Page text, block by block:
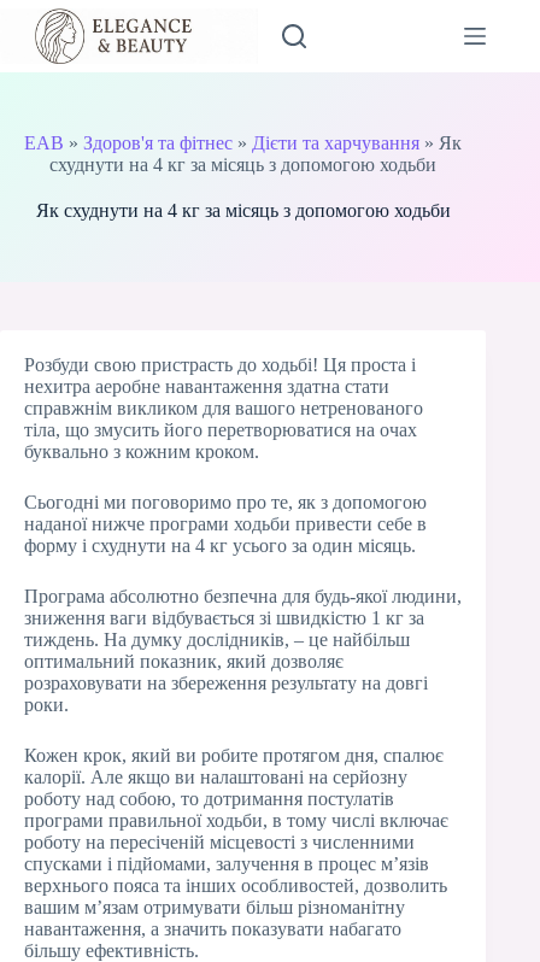
Перейти
вмісту
EAB »Здоров'я та фітнес » Дієти та харчування » Як
схуднути на 4 кг за місяць з допомогою ходьби
Як схуднути на 4 кг за місяць з допомогою ходьби
Розбуди свою пристрасть до ходьбі! Ця проста і
нехитра аеробне навантаження здатна стати
справжнім викликом для вашого нетренованого
тіла, що змусить його перетворюватися на очах
буквально з кожним кроком.
Сьогодні ми поговоримо про те, як з допомогою
наданої нижче програми ходьби привести себе в
форму і схуднути на 4 кг усього за один місяць.
Програма абсолютно безпечна для будь-якої людини,
зниження ваги відбувається зі швидкістю 1 кг за
тиждень. На думку дослідників, – це найбільш
оптимальний показник, який дозволяє
розраховувати на збереження результату на довгі
роки.
Кожен крок, який ви робите протягом дня, спалює
калорії. Але якщо ви налаштовані на серйозну
роботу над собою, то дотримання постулатів
програми правильної ходьби, в тому числі включає
роботу на пересіченій місцевості з численними
спусками і підйомами, залучення в процес м’язів
верхнього пояса та інших особливостей, дозволить
вашим м’язам отримувати більш різноманітну
навантаження, а значить показувати набагато
більшу ефективність.